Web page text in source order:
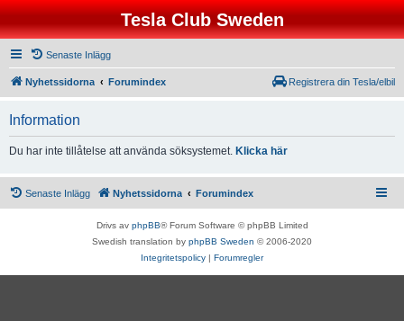
Tesla Club Sweden
Senaste Inlägg
Nyhetssidorna Forumindex Registrera din Tesla/elbil
Information
Du har inte tillåtelse att använda söksystemet. Klicka här
Senaste Inlägg Nyhetssidorna Forumindex
Drivs av phpBB® Forum Software © phpBB Limited
Swedish translation by phpBB Sweden © 2006-2020
Integritetspolicy | Forumregler